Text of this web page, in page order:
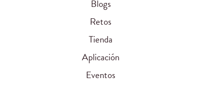
Blogs
Retos
Tienda
Aplicación
Eventos